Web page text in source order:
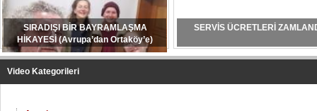
SIRADIŞI BİR BAYRAMLAŞMA
HİKAYESİ (Avrupa’dan Ortaköy’e)
SERVİS ÜCRETLERİ
Video Kategorileri